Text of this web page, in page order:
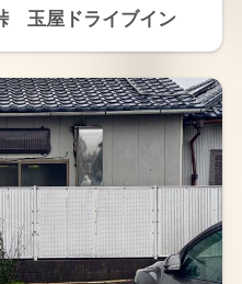
玉屋ドライブイン